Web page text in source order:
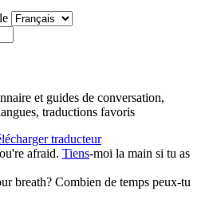
et guides de conversation,
traductions favoris
afraid. Tiens-moi la main si tu as
breath? Combien de temps peux-tu